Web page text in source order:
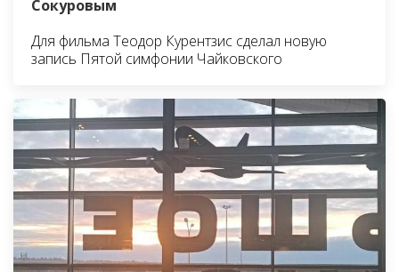
Сокуровым
Для фильма Теодор Курентзис сделал новую
запись Пятой симфонии Чайковского